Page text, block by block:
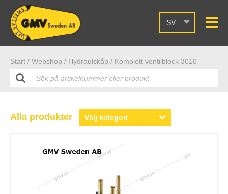
SV
Start / Webshop / Hydraulskåp / Komplett ventilblock 3010
Alla produkter